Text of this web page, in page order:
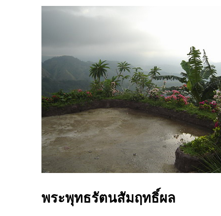
พระพุทธรัตนสัมฤทธิ์ผล